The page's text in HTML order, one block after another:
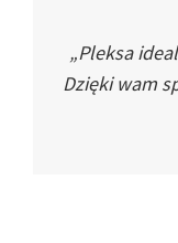
„Pleksa
Dzięki wam